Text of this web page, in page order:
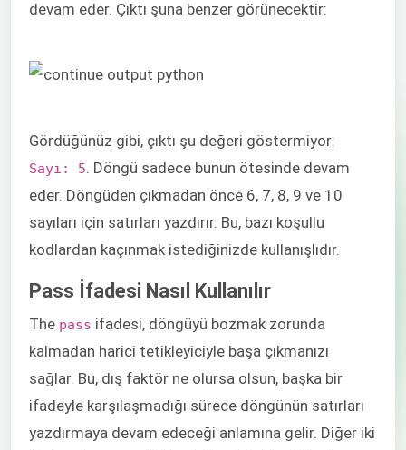
devam eder. Çıktı şuna benzer görünecektir:
Gördüğünüz gibi, çıktı şu değeri göstermiyor:
Sayı: 5 . Döngü sadece bunun ötesinde devam
eder. Döngüden çıkmadan önce 6, 7, 8, 9 ve 10
sayıları için satırları yazdırır. Bu, bazı koşullu
kodlardan kaçınmak istediğinizde kullanışlıdır.
Pass İfadesi Nasıl Kullanılır
The pass ifadesi, döngüyü bozmak zorunda
kalmadan harici tetikleyiciyle başa çıkmanızı
sağlar. Bu, dış faktör ne olursa olsun, başka bir
ifadeyle karşılaşmadığı sürece döngünün satırları
yazdırmaya devam edeceği anlamına gelir. Diğer iki